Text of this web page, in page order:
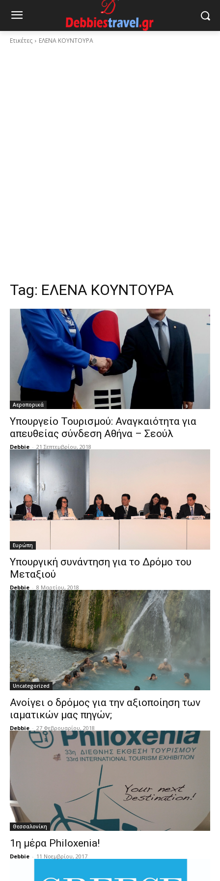
Ετικέτες ΕΛΕΝΑ ΚΟΥΝΤΟΥΡΑ
Tag: ΕΛΕΝΑ ΚΟΥΝΤΟΥΡΑ
Αεροπορικά
Υπουργείο Τουρισμού: Αναγκαιότητα για
απευθείας σύνδεση Αθήνα – Σεούλ
Debbie - 21 Σεπτεμβρίου, 2018
Ευρώπη
Υπουργική συνάντηση για το Δρόμο του
Μεταξιού
Debbie - 8 Μαρτίου, 2018
Uncategorized
Ανοίγει ο δρόμος για την αξιοποίηση των
ιαματικών μας πηγών;
Debbie - 27 Φεβρουαρίου, 2018
Θεσσαλονίκη
1η μέρα Philoxenia!
Debbie - 11 Νοεμβρίου, 2017